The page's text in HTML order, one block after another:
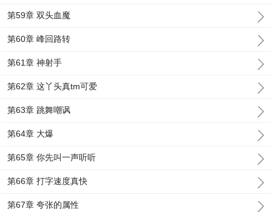
第59章 双头血魔
第60章 峰回路转
第61章 神射手
第62章 这丫头真tm可爱
第63章 跳舞嘲讽
第64章 大爆
第65章 你先叫一声听听
第66章 打字速度真快
第67章 夸张的属性